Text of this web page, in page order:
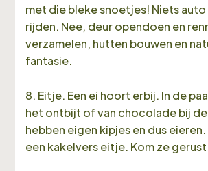
met die bleke snoetjes! Niets auto
rijden. Nee, deur opendoen en
verzamelen, hutten bouwen en
fantasie.
8. Eitje. Een ei hoort erbij. In de
het ontbijt of van chocolade bij
hebben eigen kipjes en dus eieren.
een kakelvers eitje. Kom ze gerust